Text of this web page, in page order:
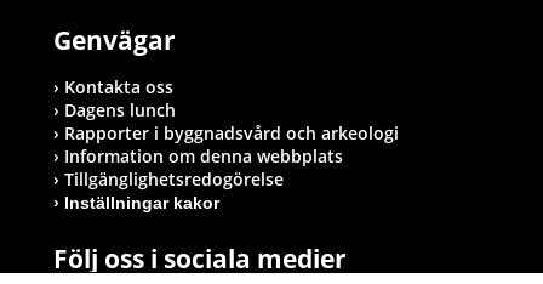
Genvägar
Kontakta oss
Dagens lunch
Rapporter i byggnadsvård och arkeologi
Information om denna webbplats
Tillgänglighetsredogörelse
Inställningar kakor
Följ oss i sociala medier